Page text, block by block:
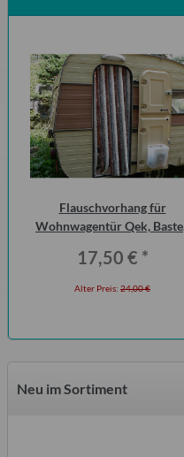
Flauschvorhang für
Wohnwagentür Qek,
17,50 € *
Alter Preis: 24,00 €
Neu im Sortiment